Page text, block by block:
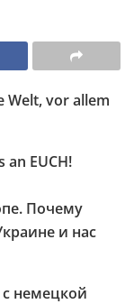
Welt, vor allem
EUCH!
Почему
и нас
немецкой